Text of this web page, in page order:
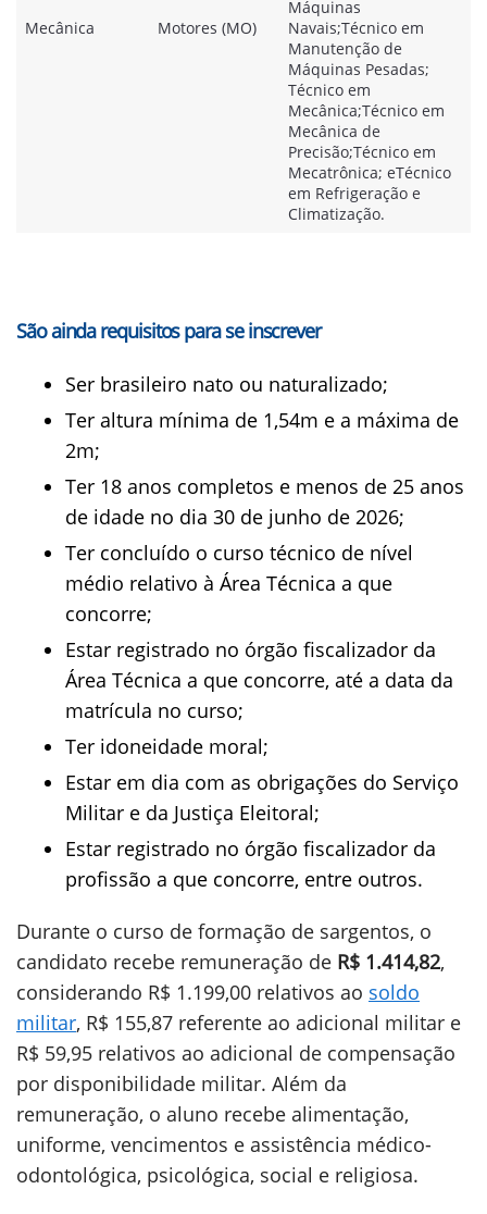
Mecânica Motores (MO)
Máquinas
Navais;Técnico em
Manutenção de
Máquinas Pesadas;
Técnico em
Mecânica;Técnico em
Mecânica de
Precisão;Técnico em
Mecatrônica; eTécnico
em Refrigeração e
Climatização.
São ainda requisitos para se inscrever
Ser brasileiro nato ou naturalizado;
Ter altura mínima de 1,54m e a máxima de
2m;
Ter 18 anos completos e menos de 25 anos
de idade no dia 30 de junho de 2026;
Ter concluído o curso técnico de nível
médio relativo à Área Técnica a que
concorre;
Estar registrado no órgão fiscalizador da
Área Técnica a que concorre, até a data da
matrícula no curso;
Ter idoneidade moral;
Estar em dia com as obrigações do Serviço
Militar e da Justiça Eleitoral;
Estar registrado no órgão fiscalizador da
profissão a que concorre, entre outros.
Durante o curso de formação de sargentos, o
candidato recebe remuneração de R$ 1.414,82,
considerando R$ 1.199,00 relativos ao soldo
militar, R$ 155,87 referente ao adicional militar e
R$ 59,95 relativos ao adicional de compensação
por disponibilidade militar. Além da
remuneração, o aluno recebe alimentação,
uniforme, vencimentos e assistência médico-
odontológica, psicológica, social e religiosa.